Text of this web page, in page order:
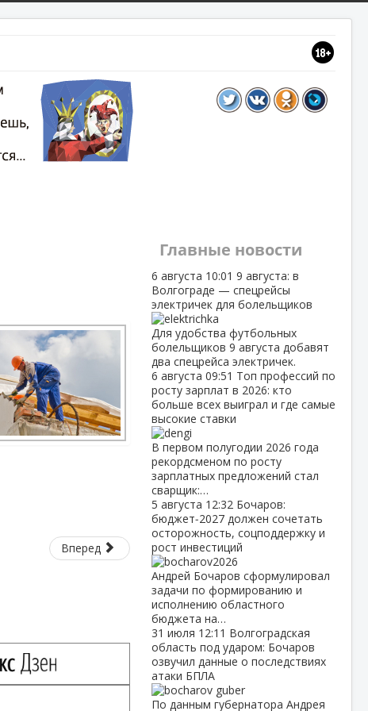
Вперед
Главные новости
6 августа 10:01 9 августа: в
Волгограде — спецрейсы
электричек для болельщиков
Для удобства футбольных
болельщиков 9 августа добавят
два спецрейса электричек.
6 августа 09:51 Топ профессий по
росту зарплат в 2026: кто
больше всех выиграл и где самые
высокие ставки
В первом полугодии 2026 года
рекордсменом по росту
зарплатных предложений стал
сварщик:…
5 августа 12:32 Бочаров:
бюджет‑2027 должен сочетать
осторожность, соцподдержку и
рост инвестиций
Андрей Бочаров сформулировал
задачи по формированию и
исполнению областного
бюджета на…
31 июля 12:11 Волгоградская
область под ударом: Бочаров
озвучил данные о последствиях
атаки БПЛА
По данным губернатора Андрея